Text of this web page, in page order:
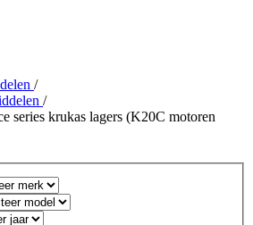
/
/
series krukas lagers (K20C motoren